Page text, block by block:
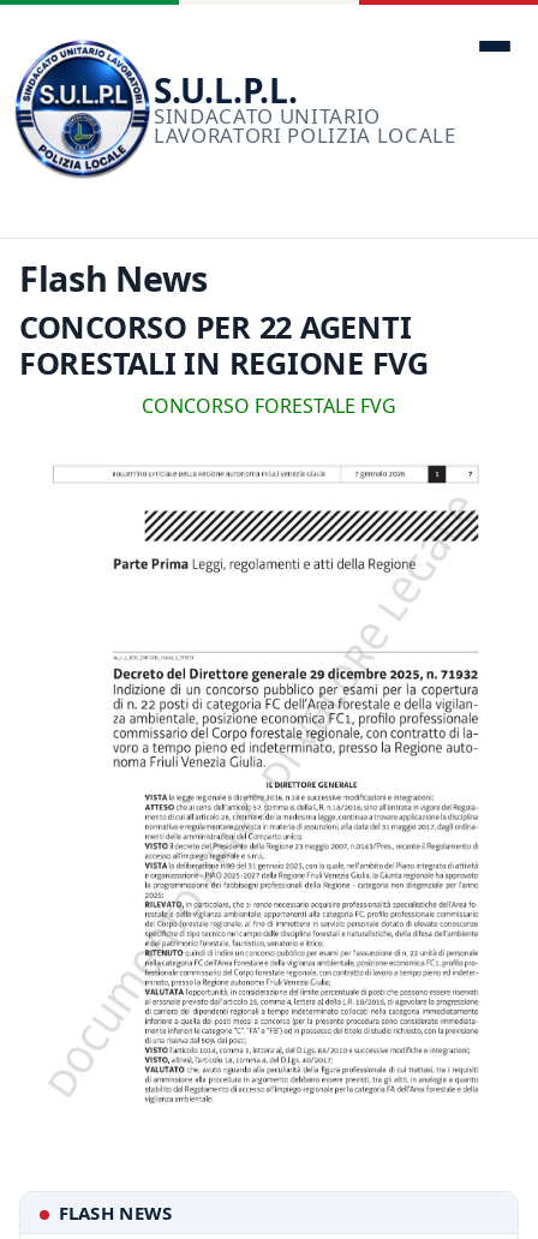
S.U.L.P.L.
SINDACATO UNITARIO
LAVORATORI POLIZIA LOCALE
Flash News
CONCORSO PER 22 AGENTI
FORESTALI IN REGIONE FVG
CONCORSO FORESTALE FVG
FLASH NEWS